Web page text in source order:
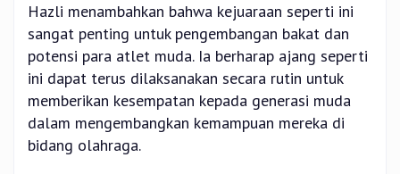
Hazli menambahkan bahwa kejuaraan seperti ini
sangat penting untuk pengembangan bakat dan
potensi para atlet muda. Ia berharap ajang seperti
ini dapat terus dilaksanakan secara rutin untuk
memberikan kesempatan kepada generasi muda
dalam mengembangkan kemampuan mereka di
bidang olahraga.